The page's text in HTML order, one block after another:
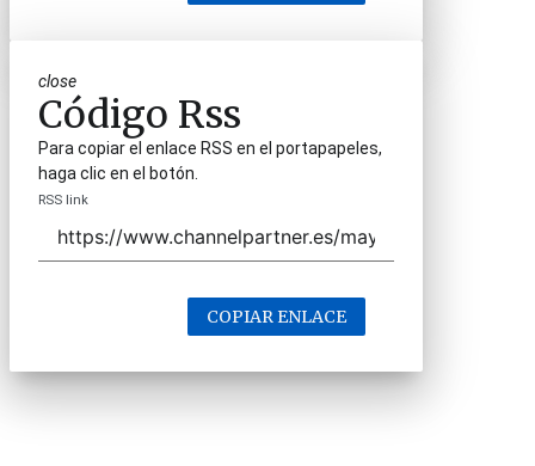
close
Código Rss
Para copiar el enlace RSS en el portapapeles,
haga clic en el botón.
RSS link
COPIAR ENLACE